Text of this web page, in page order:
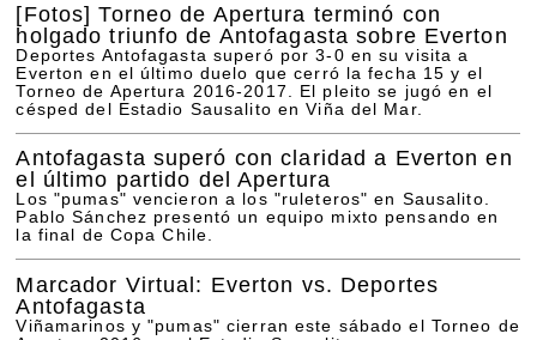
[Fotos] Torneo de Apertura terminó con
holgado triunfo de Antofagasta sobre Everton
Deportes Antofagasta superó por 3-0 en su visita a
Everton en el último duelo que cerró la fecha 15 y el
Torneo de Apertura 2016-2017. El pleito se jugó en el
césped del Estadio Sausalito en Viña del Mar.
Antofagasta superó con claridad a Everton en
el último partido del Apertura
Los "pumas" vencieron a los "ruleteros" en Sausalito.
Pablo Sánchez presentó un equipo mixto pensando en
la final de Copa Chile.
Marcador Virtual: Everton vs. Deportes
Antofagasta
Viñamarinos y "pumas" cierran este sábado el Torneo de